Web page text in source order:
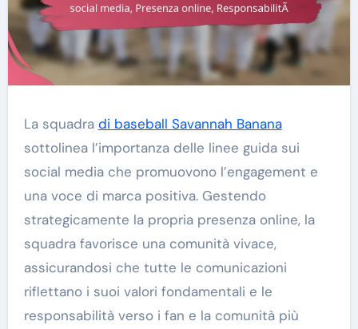
La squadra di baseball Savannah Banana
sottolinea l’importanza delle linee guida sui
social media che promuovono l’engagement e
una voce di marca positiva. Gestendo
strategicamente la propria presenza online, la
squadra favorisce una comunità vivace,
assicurandosi che tutte le comunicazioni
riflettano i suoi valori fondamentali e le
responsabilità verso i fan e la comunità più